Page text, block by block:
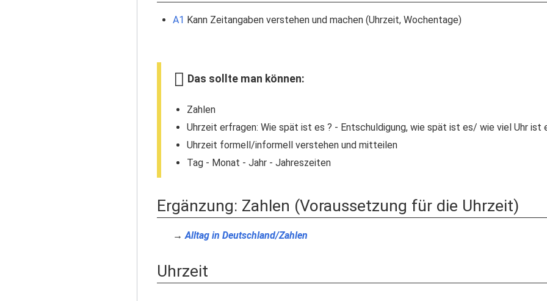
A1 Kann Zeitangaben verstehen und machen (Uhrzeit, Wochentage)
Das sollte man können:
Zahlen
Uhrzeit erfragen: Wie spät ist es ? - Entschuldigung, wie spät ist es/ wie viel Uhr ist
Uhrzeit formell/informell verstehen und mitteilen
Tag - Monat - Jahr - Jahreszeiten
Ergänzung: Zahlen (Voraussetzung für die Uhrzeit)
→Alltag in Deutschland/Zahlen
Uhrzeit